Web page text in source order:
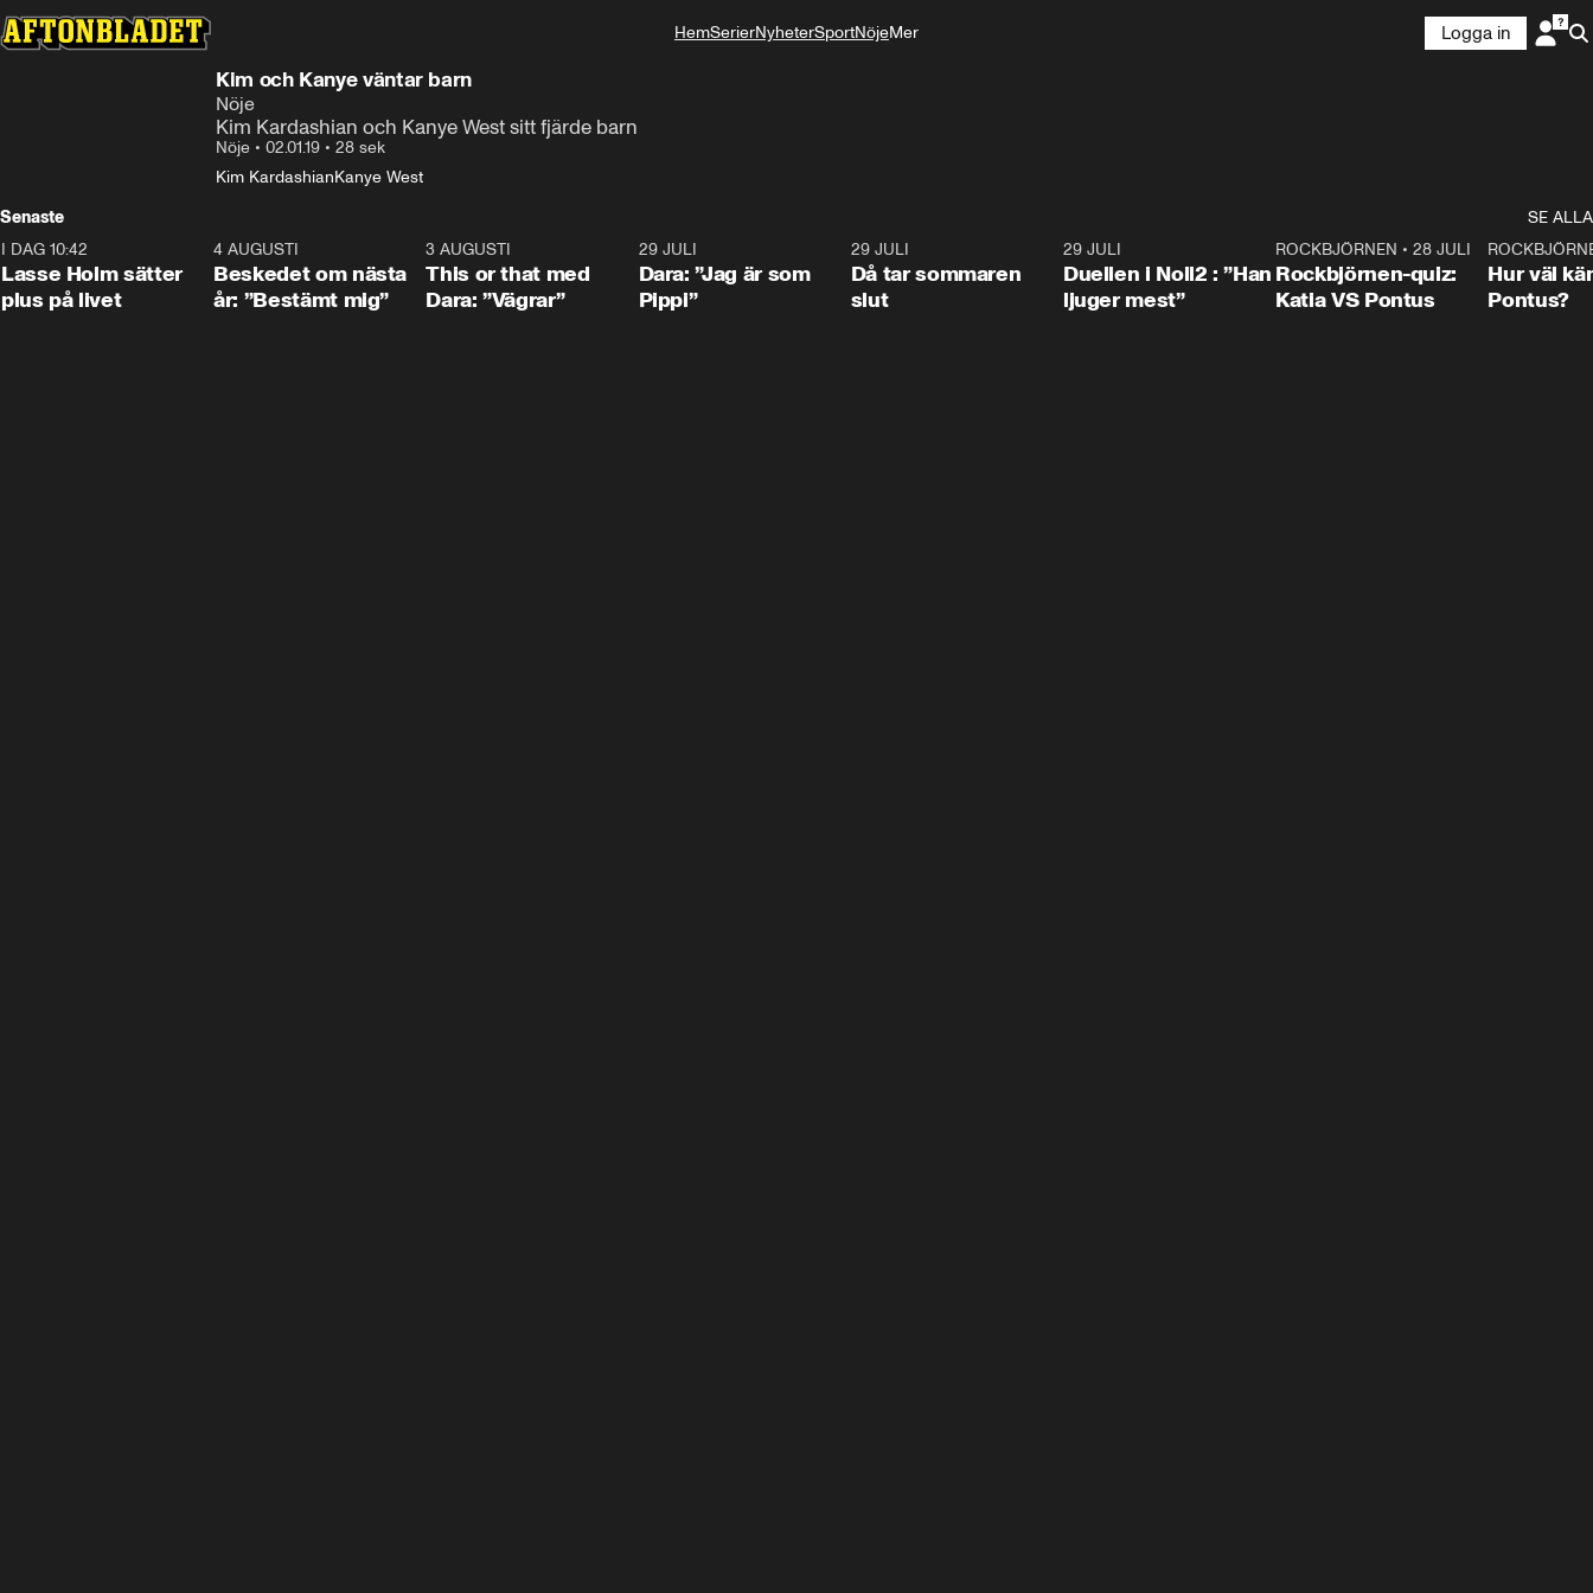
HemSerierNyheterSportNöjeMer
Logga in
Kim och Kanye väntar barn
Nöje
Kim Kardashian och Kanye West sitt fjärde barn
Nöje • 02.01.19 • 28 sek
Kim KardashianKanye West
Senaste
SE ALLA
1:04
I DAG 10:42
Lasse Holm sätter
plus på livet
0:24
4 AUGUSTI
Beskedet om nästa
år: ”Bestämt mig”
3 AUGUSTI
This or that med
Dara: ”Vägrar”
29 JULI
Dara: ”Jag är som
Pippi”
29 JULI
Då tar sommaren
slut
29 JULI
Duellen i Noll2 : ”Han
ljuger mest”
0:15
ROCKBJÖRNEN •28 JULI
Rockbjörnen-quiz:
Katia VS Pontus
Hur väl
Pontus?